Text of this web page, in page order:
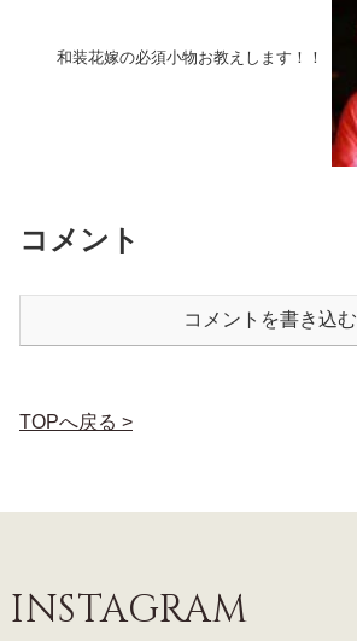
和装花嫁の必須小物お教えします！！
コメント
コメントを書き込む
TOPへ戻る >
INSTAGRAM